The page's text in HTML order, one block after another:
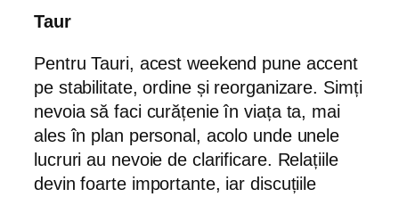
Taur
Pentru Tauri, acest weekend pune accent
pe stabilitate, ordine și reorganizare. Simți
nevoia să faci curățenie în viața ta, mai
ales în plan personal, acolo unde unele
lucruri au nevoie de clarificare. Relațiile
devin foarte importante, iar discuțiile